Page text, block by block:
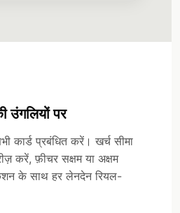
उंगलियों पर
कार्ड प्रबंधित करें। खर्च सीमा
करें, फ़ीचर सक्षम या अक्षम
के साथ हर लेनदेन रियल-